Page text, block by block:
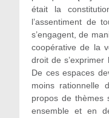
était la
l’assentiment de
s’engagent, de
coopérative de la
droit de s’exprimer
De ces espaces
moins rationnelle
propos de thèmes
ensemble et en